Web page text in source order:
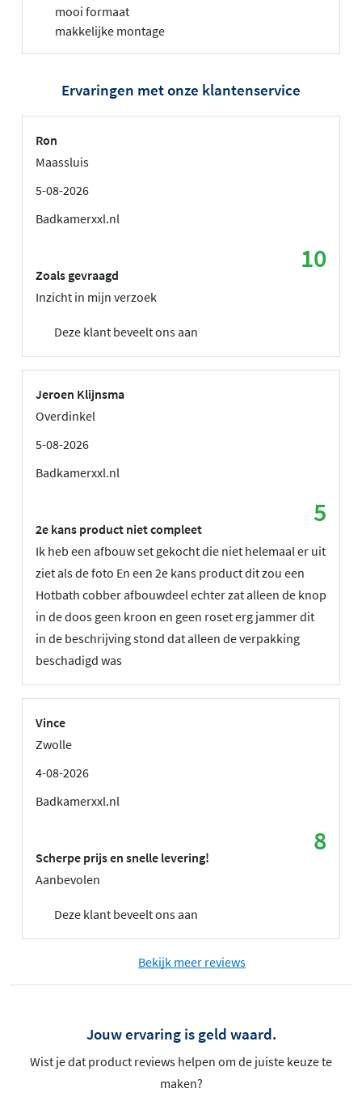
mooi formaat
makkelijke montage
Ervaringen met onze klantenservice
Ron
Maassluis
5-08-2026
Badkamerxxl.nl
10
Zoals gevraagd
Inzicht in mijn verzoek
Deze klant beveelt ons aan
Jeroen Klijnsma
Overdinkel
5-08-2026
Badkamerxxl.nl
5
2e kans product niet compleet
Ik heb een afbouw set gekocht die niet helemaal er uit
ziet als de foto En een 2e kans product dit zou een
Hotbath cobber afbouwdeel echter zat alleen de knop
in de doos geen kroon en geen roset erg jammer dit
in de beschrijving stond dat alleen de verpakking
beschadigd was
Vince
Zwolle
4-08-2026
Badkamerxxl.nl
8
Scherpe prijs en snelle levering!
Aanbevolen
Deze klant beveelt ons aan
Bekijk meer reviews
Jouw ervaring is geld waard.
Wist je dat product reviews helpen om de juiste keuze te
maken?